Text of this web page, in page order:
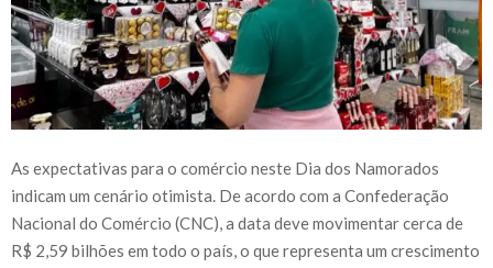
As expectativas para o comércio neste Dia dos Namorados
indicam um cenário otimista. De acordo com a Confederação
Nacional do Comércio (CNC), a data deve movimentar cerca de
R$ 2,59 bilhões em todo o país, o que representa um crescimento